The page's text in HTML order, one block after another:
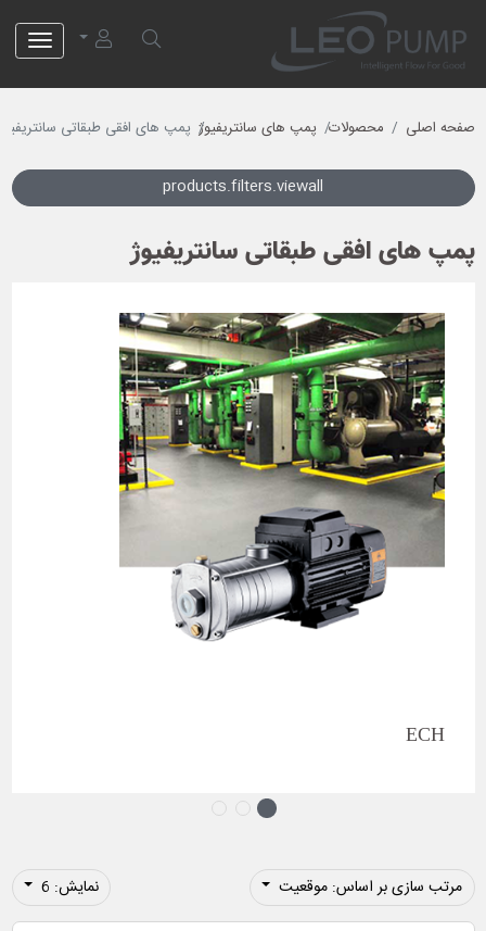
صفحه اصلی محصولات پمپ های سانتریفیوژ پمپ های افقی طبقاتی
products.filters.viewall
پمپ های افقی طبقاتی سانتریفیوژ
ECH
مرتب سازی بر اساس: موقعیت نمایش: 6